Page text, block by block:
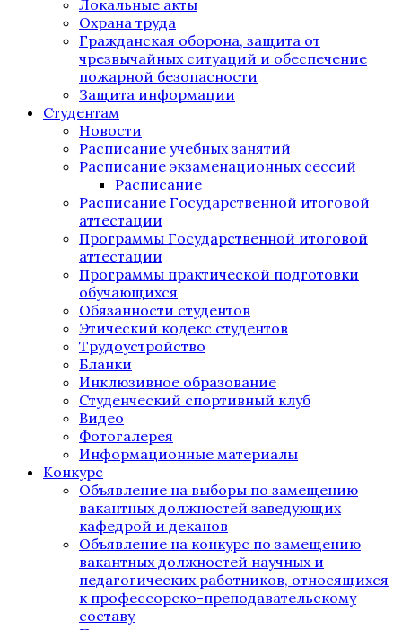
Локальные акты
Охрана труда
Гражданская оборона, защита от
чрезвычайных ситуаций и обеспечение
пожарной безопасности
Защита информации
Студентам
Новости
Расписание учебных занятий
Расписание экзаменационных сессий
Расписание
Расписание Государственной итоговой
аттестации
Программы Государственной итоговой
аттестации
Программы практической подготовки
обучающихся
Обязанности студентов
Этический кодекс студентов
Трудоустройство
Бланки
Инклюзивное образование
Студенческий спортивный клуб
Видео
Фотогалерея
Информационные материалы
Конкурс
Объявление на выборы по замещению
вакантных должностей заведующих
кафедрой и деканов
Объявление на конкурс по замещению
вакантных должностей научных и
педагогических работников, относящихся
к профессорско-преподавательскому
составу